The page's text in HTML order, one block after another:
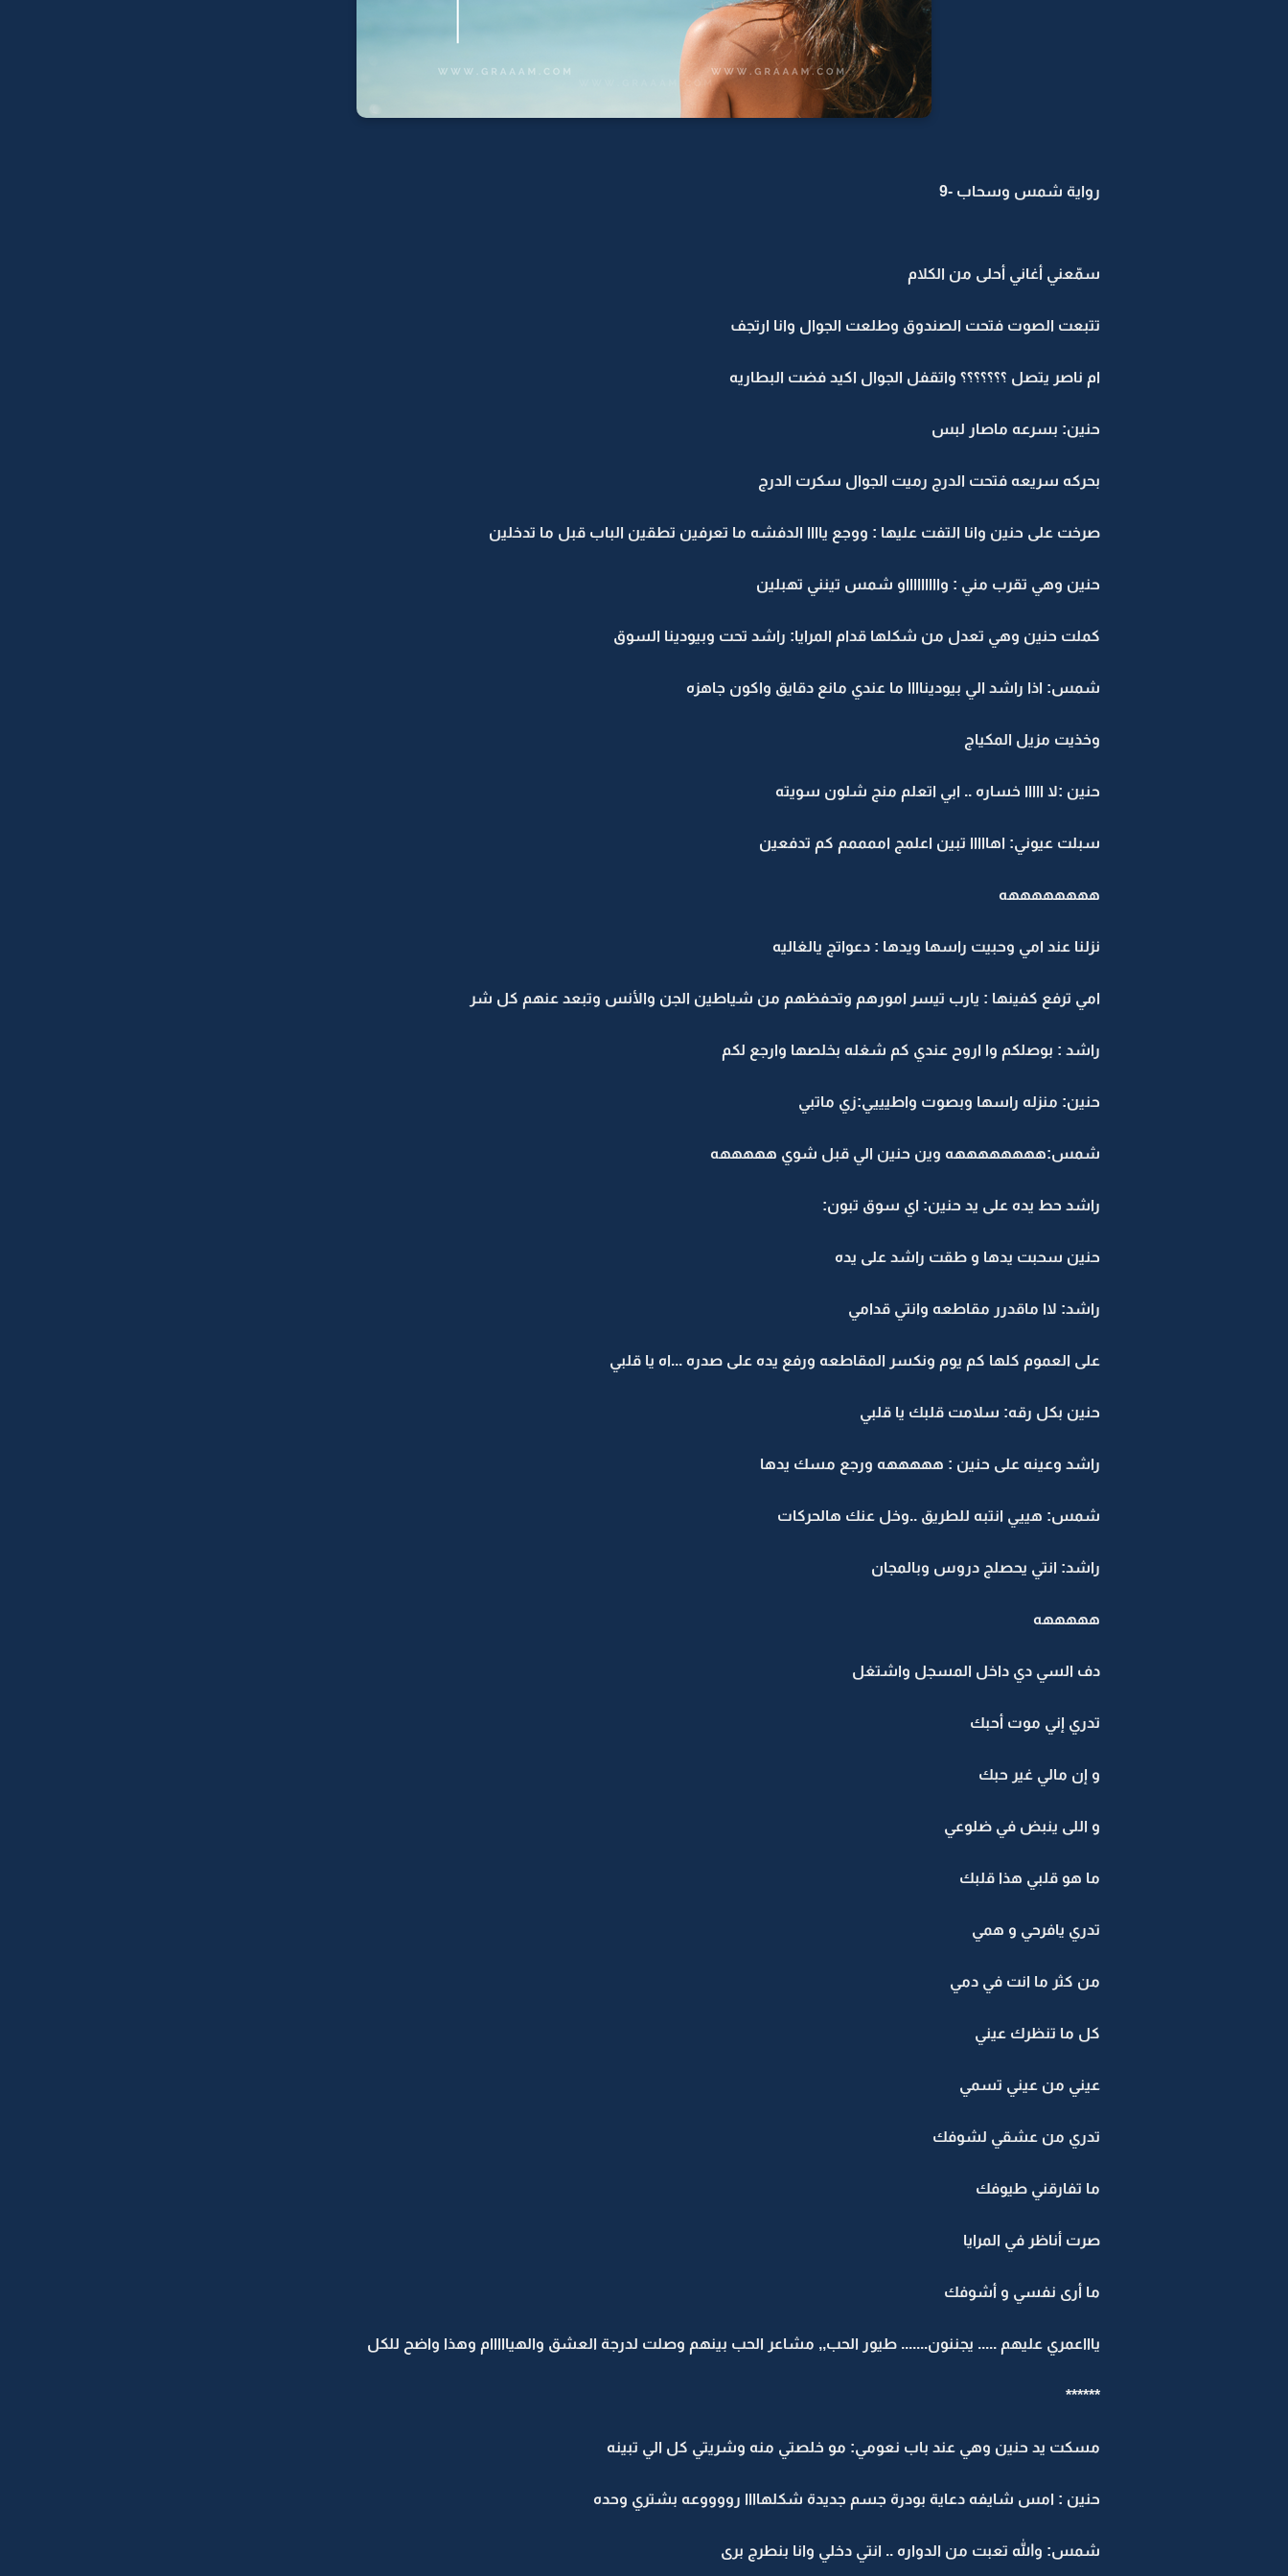
رواية شمس وسحاب -9
سمّعني أغاني أحلى من الكلام
تتبعت الصوت فتحت الصندوق وطلعت الجوال وانا ارتجف
ام ناصر يتصل ؟؟؟؟؟؟؟ واتقفل الجوال اكيد فضت البطاريه
حنين: بسرعه ماصار لبس
بحركه سريعه فتحت الدرج رميت الجوال سكرت الدرج
صرخت على حنين وانا التفت عليها : ووجع ياااا الدفشه ما تعرفين تطقين الباب قبل ما تدخلين
حنين وهي تقرب مني : واااااااااو شمس تينني تهبلين
كملت حنين وهي تعدل من شكلها قدام المرايا: راشد تحت وبيودينا السوق
شمس: اذا راشد الي بيوديناااا ما عندي مانع دقايق واكون جاهزه
وخذيت مزيل المكياج
حنين :لا ااااا خساره .. ابي اتعلم منج شلون سويته
سبلت عيوني: اهااااا تبين اعلمج اممممم كم تدفعين
ههههههههه
نزلنا عند امي وحبيت راسها ويدها : دعواتج يالغاليه
امي ترفع كفينها : يارب تيسر امورهم وتحفظهم من شياطين الجن والأنس وتبعد عنهم كل شر
راشد : بوصلكم وا اروح عندي كم شغله بخلصها وارجع لكم
حنين: منزله راسها وبصوت واطيييي:زي ماتبي
شمس:ههههههههه وين حنين الي قبل شوي هههههه
راشد حط يده على يد حنين: اي سوق تبون:
حنين سحبت يدها و طقت راشد على يده
راشد: لاا ماقدرر مقاطعه وانتي قدامي
على العموم كلها كم يوم ونكسر المقاطعه ورفع يده على صدره ...اه يا قلبي
حنين بكل رقه: سلامت قلبك يا قلبي
راشد وعينه على حنين : هههههه ورجع مسك يدها
شمس: هييي انتبه للطريق ..وخل عنك هالحركات
راشد: انتي يحصلج دروس وبالمجان
هههههه
دف السي دي داخل المسجل واشتغل
تدري إني موت أحبك
و إن مالي غير حبك
و اللى ينبض في ضلوعي
ما هو قلبي هذا قلبك
تدري يافرحي و همي
من كثر ما انت في دمي
كل ما تنظرك عيني
عيني من عيني تسمي
تدري من عشقي لشوفك
ما تفارقني طيوفك
صرت أناظر في المرايا
ما أرى نفسي و أشوفك
ياااعمري عليهم ..... يجننون....... طيور الحب,, مشاعر الحب بينهم وصلت لدرجة العشق والهيااااام وهذا واضح للكل
******
مسكت يد حنين وهي عند باب نعومي: مو خلصتي منه وشريتي كل الي تبينه
حنين : امس شايفه دعاية بودرة جسم جديدة شكلهاااا رووووعه بشتري وحده
شمس: والله تعبت من الدواره .. انتي دخلي وانا بنطرج برى